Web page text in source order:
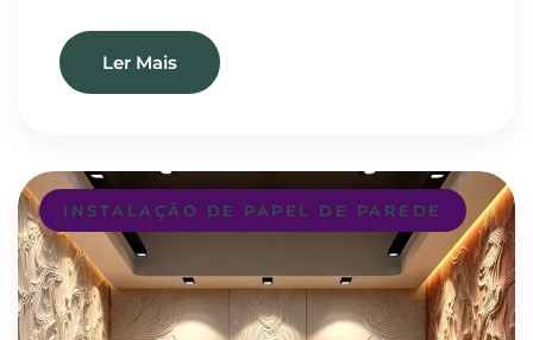
Ler Mais
INSTALAÇÃO DE PAPEL DE PAREDE